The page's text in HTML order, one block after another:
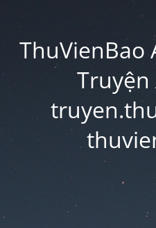
ThuVienBao